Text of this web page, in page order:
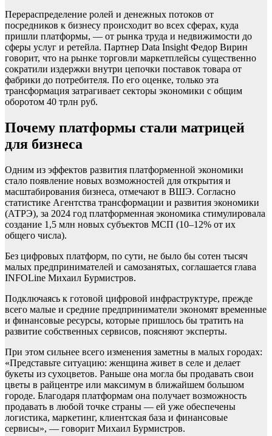
Перераспределение ролей и денежных потоков от
посредников к бизнесу происходит во всех сферах, куда
пришли платформы, — от рынка труда и недвижимости до
сферы услуг и ретейла. Партнер Data Insight Федор Вирин
говорит, что на рынке торговли маркетплейсы существенно
сократили издержки внутри цепочки поставок товара от
фабрики до потребителя. По его оценке, только эта
трансформация затрагивает секторы экономики с общим
оборотом 40 трлн руб.
Почему платформы стали матрицей
для бизнеса
Одним из эффектов развития платформенной экономики
стало появление новых возможностей для открытия и
масштабирования бизнеса, отмечают в ВШЭ. Согласно
статистике Агентства трансформации и развития экономики
(АТРЭ), за 2024 год платформенная экономика стимулировала
создание 1,5 млн новых субъектов МСП (10–12% от их
общего числа).
Без цифровых платформ, по сути, не было бы сотен тысяч
малых предпринимателей и самозанятых, соглашается глава
INFOLine Михаил Бурмистров.
Подключаясь к готовой цифровой инфраструктуре, прежде
всего малые и средние предприниматели экономят временные
и финансовые ресурсы, которые пришлось бы тратить на
развитие собственных сервисов, поясняют эксперты.
При этом сильнее всего изменения заметны в малых городах:
«Представьте ситуацию: женщина живет в селе и делает
букеты из сухоцветов. Раньше она могла бы продавать свои
цветы в райцентре или максимум в ближайшем большом
городе. Благодаря платформам она получает возможность
продавать в любой точке страны — ей уже обеспечены
логистика, маркетинг, клиентская база и финансовые
сервисы», — говорит Михаил Бурмистров.